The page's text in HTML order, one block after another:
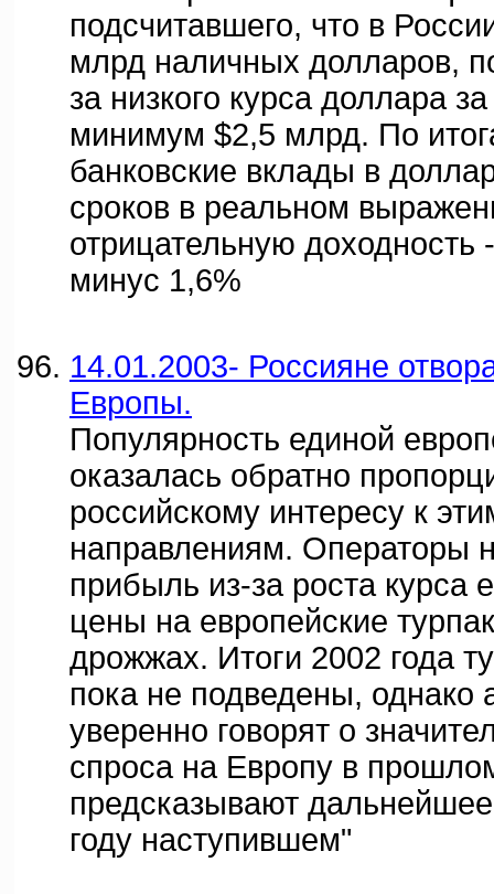
подсчитавшего, что в
млрд наличных долларов,
за низкого курса доллара
минимум $2,5 млрд. По
банковские вклады в
сроков в реальном
отрицательную доходность
минус 1,6%
14.01.2003- Россияне
Европы.
Популярность единой
оказалась обратно
российскому интересу к
направлениям. Операторы
прибыль из-за роста курса
цены на европейские
дрожжах. Итоги 2002 года
пока не подведены, однако
уверенно говорят о
спроса на Европу в
предсказывают
году наступившем"